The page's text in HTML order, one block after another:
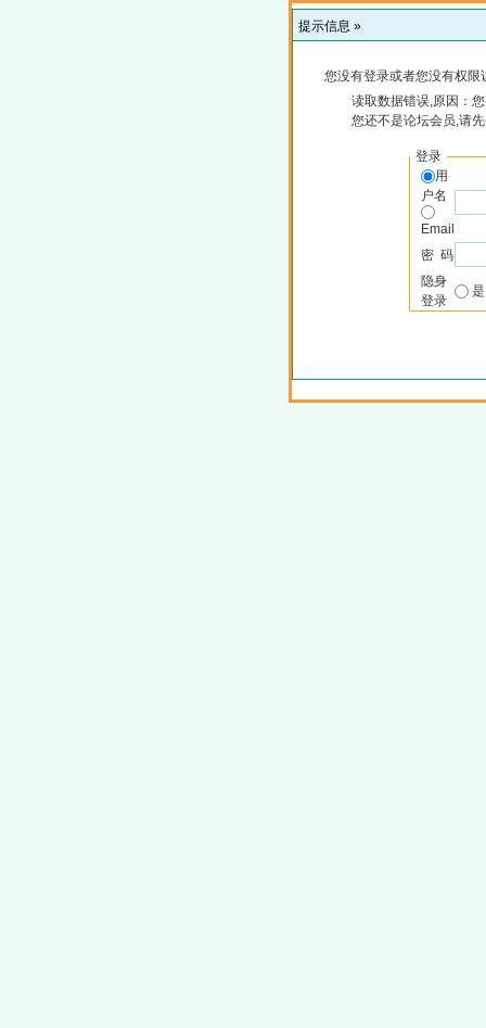
提示信息 »
您没有登录或者您没有权
读取数据错误,原因：
您还不是论坛会员,请
登录
用
户名
Email
密 码
隐身
登录